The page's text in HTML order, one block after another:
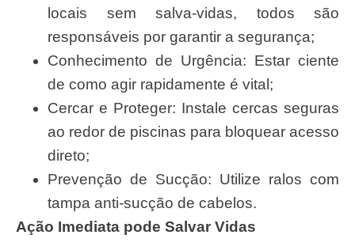
locais sem salva-vidas, todos são
responsáveis por garantir a segurança;
Conhecimento de Urgência: Estar ciente
de como agir rapidamente é vital;
Cercar e Proteger: Instale cercas seguras
ao redor de piscinas para bloquear acesso
direto;
Prevenção de Sucção: Utilize ralos com
tampa anti-sucção de cabelos.
Ação Imediata pode Salvar Vidas